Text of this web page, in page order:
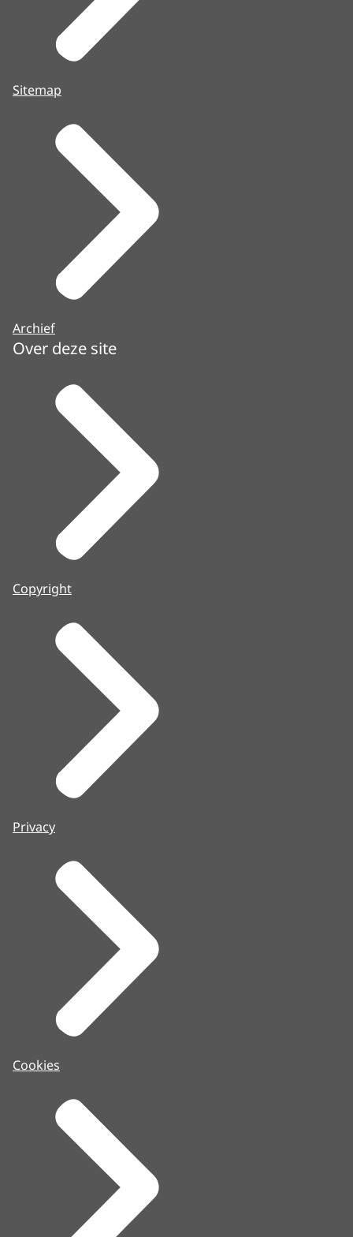
Sitemap
Archief
Over deze site
Copyright
Privacy
Cookies